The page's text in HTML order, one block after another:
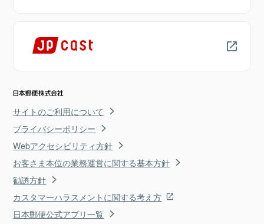
サイトのご利用について
プライバシーポリシー
Webアクセシビリティ方針
お客さま本位の業務運営に関する基本方針
勧誘方針
カスタマーハラスメントに関する考え方
日本郵便公式アプリ一覧